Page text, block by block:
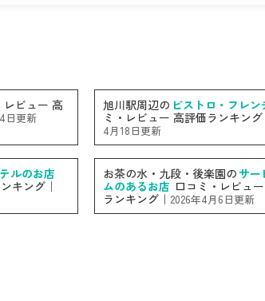
レビュー 高
日更新
旭川駅周辺の ビストロ・フレン
ミ・レビュー 高評価ランキング
4月18日更新
ルのお店
キング｜
お茶の水・九段・後楽園のサー
ムのあるお店 口コミ・レビュ
ランキング｜ 2026年4月6日更新